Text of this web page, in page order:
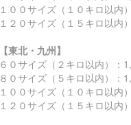
１００サイズ（１０キロ以内
１２０サイズ（１５キロ以内
【東北・九州】
６０サイズ（２キロ以内）：
８０サイズ（５キロ以内）：
１００サイズ（１０キロ以内
１２０サイズ（１５キロ以内